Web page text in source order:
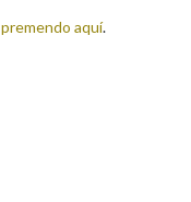
premendo aquí.